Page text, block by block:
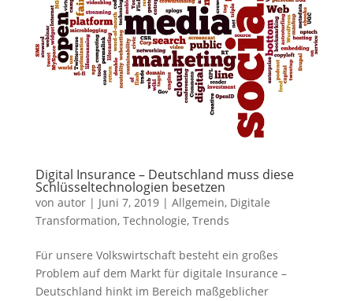
Digital Insurance – Deutschland muss diese
Schlüsseltechnologien besetzen
von autor| Juni 7, 2019| Allgemein, Digitale
Transformation, Technologie, Trends
Für unsere Volkswirtschaft besteht ein großes
Problem auf dem Markt für digitale Insurance –
Deutschland hinkt im Bereich maßgeblicher